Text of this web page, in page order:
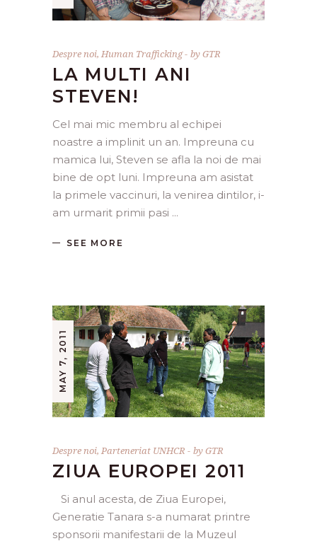
Despre noi, Human Trafficking byGTR
LA MULTI ANI
STEVEN!
Cel mai mic membru al echipei
noastre a implinit un an. Impreuna cu
mamica lui, Steven se afla la noi de mai
bine de opt luni. Impreuna am asistat
la primele vaccinuri, la venirea dintilor, i-
am urmarit primii pasi
SEE MORE
MAY 7, 2011
Despre noi, Parteneriat UNHCR byGTR
ZIUA EUROPEI 2011
Si anul acesta, de Ziua Europei,
Generatie Tanara s-a numarat printre
sponsorii manifestarii de la Muzeul